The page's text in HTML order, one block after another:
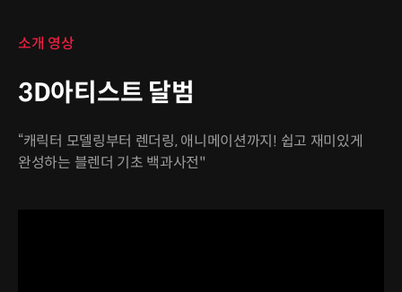
소개 영상
3D아티스트 달범
“캐릭터 모델링부터 렌더링, 애니메이션까지! 쉽고 재미있게
완성하는 블렌더 기초 백과사전"